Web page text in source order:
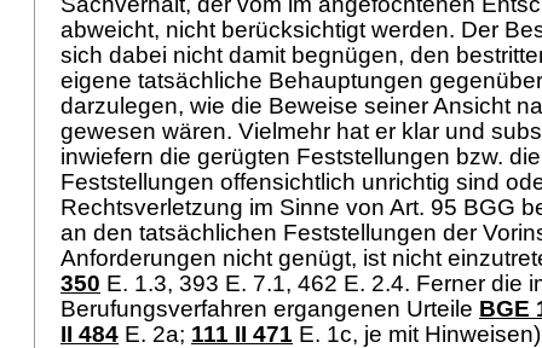
abweicht, nicht berücksichtigt werden. Der
sich dabei nicht damit begnügen, den
eigene tatsächliche Behauptungen
darzulegen, wie die Beweise seiner Ansicht
gewesen wären. Vielmehr hat er klar und
inwiefern die gerügten Feststellungen bzw.
Feststellungen offensichtlich unrichtig sind
Rechtsverletzung im Sinne von Art. 95 BGG
an den tatsächlichen Feststellungen der
Anforderungen nicht genügt, ist nicht
350 E. 1.3, 393 E. 7.1, 462 E. 2.4. Ferner die
Berufungsverfahren ergangenen Urteile BGE
II 484 E. 2a; 111 II 471 E. 1c, je mit